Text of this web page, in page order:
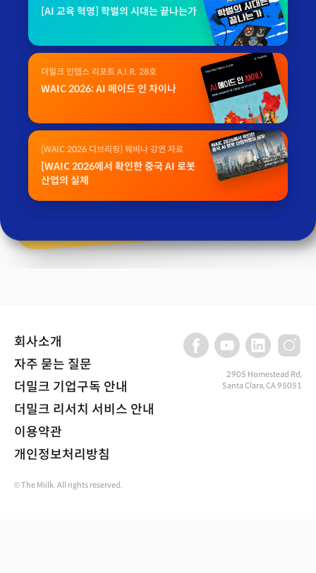
[AI 교육 혁명] 학벌의 시대는 끝나는가
더밀크 인뎁스 리포트 A.I.R. 28호
WAIC 2026: AI 메이드 인 차이나
[WAIC 2026 디브리핑] 웨비나 강연 자료
[WAIC 2026에서 확인한 중국 AI 로봇
산업의 실체
회사소개
자주 묻는 질문
더밀크 기업구독 안내
더밀크 리서치 서비스 안내
이용약관
개인정보처리방침
2905 Homestead Rd,
Santa Clara, CA 95051
© The Miilk. All rights reserved.